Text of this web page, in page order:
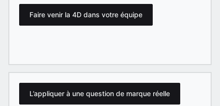
Faire venir la 4D dans votre équipe
L’appliquer à une question de marque réelle